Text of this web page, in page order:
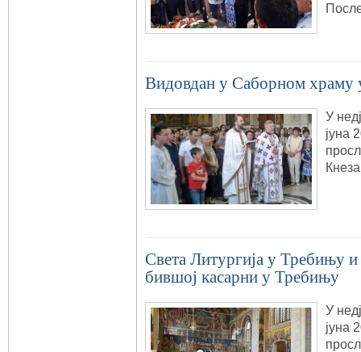
Видовдан у Саборном храму
У
јуна
Света Литургија у Требињу и
бившој касарни у Требињу
У
јуна